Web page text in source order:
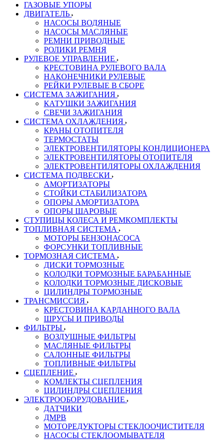
ГАЗОВЫЕ УПОРЫ
ДВИГАТЕЛЬ
НАСОСЫ ВОДЯНЫЕ
НАСОСЫ МАСЛЯНЫЕ
РЕМНИ ПРИВОДНЫЕ
РОЛИКИ РЕМНЯ
РУЛЕВОЕ УПРАВЛЕНИЕ
КРЕСТОВИНА РУЛЕВОГО ВАЛА
НАКОНЕЧНИКИ РУЛЕВЫЕ
РЕЙКИ РУЛЕВЫЕ В СБОРЕ
СИСТЕМА ЗАЖИГАНИЯ
КАТУШКИ ЗАЖИГАНИЯ
СВЕЧИ ЗАЖИГАНИЯ
СИСТЕМА ОХЛАЖДЕНИЯ
КРАНЫ ОТОПИТЕЛЯ
ТЕРМОСТАТЫ
ЭЛЕКТРОВЕНТИЛЯТОРЫ КОНДИЦИОНЕРА
ЭЛЕКТРОВЕНТИЛЯТОРЫ ОТОПИТЕЛЯ
ЭЛЕКТРОВЕНТИЛЯТОРЫ ОХЛАЖДЕНИЯ
СИСТЕМА ПОДВЕСКИ
АМОРТИЗАТОРЫ
СТОЙКИ СТАБИЛИЗАТОРА
ОПОРЫ АМОРТИЗАТОРА
ОПОРЫ ШАРОВЫЕ
СТУПИЦЫ КОЛЕСА И РЕМКОМПЛЕКТЫ
ТОПЛИВНАЯ СИСТЕМА
МОТОРЫ БЕНЗОНАСОСА
ФОРСУНКИ ТОПЛИВНЫЕ
ТОРМОЗНАЯ СИСТЕМА
ДИСКИ ТОРМОЗНЫЕ
КОЛОДКИ ТОРМОЗНЫЕ БАРАБАННЫЕ
КОЛОДКИ ТОРМОЗНЫЕ ДИСКОВЫЕ
ЦИЛИНДРЫ ТОРМОЗНЫЕ
ТРАНСМИССИЯ
КРЕСТОВИНА КАРДАННОГО ВАЛА
ШРУСЫ И ПРИВОДЫ
ФИЛЬТРЫ
ВОЗДУШНЫЕ ФИЛЬТРЫ
МАСЛЯНЫЕ ФИЛЬТРЫ
САЛОННЫЕ ФИЛЬТРЫ
ТОПЛИВНЫЕ ФИЛЬТРЫ
СЦЕПЛЕНИЕ
КОМЛЕКТЫ СЦЕПЛЕНИЯ
ЦИЛИНДРЫ СЦЕПЛЕНИЯ
ЭЛЕКТРООБОРУДОВАНИЕ
ДАТЧИКИ
ДМРВ
МОТОРЕДУКТОРЫ СТЕКЛООЧИСТИТЕЛЯ
НАСОСЫ СТЕКЛООМЫВАТЕЛЯ